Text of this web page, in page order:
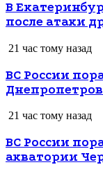
В
после атаки
21 час тому назад
ВС России
21 час тому назад
ВС России
акватории